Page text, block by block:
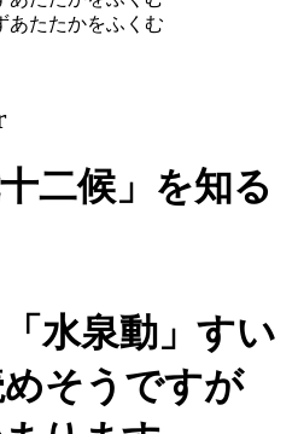
二候」を知る
水泉動」すい
そうですが